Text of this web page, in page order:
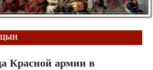
Красной армии в